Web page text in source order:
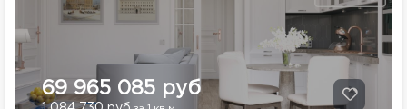
69 965 085 руб